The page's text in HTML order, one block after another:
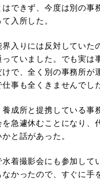
はできず、今度は別の事
入所した。
界入りには反対していた
っていました。でも実は
けで、全く別の事務所が
事も全くきませんでし
成所と提携している事
を急遽休むことになり、
と話があった。
水着撮影会にも参加して
なかったので、すぐに手